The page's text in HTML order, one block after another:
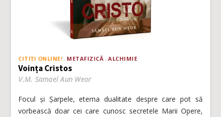
CITIȚI ONLINE! METAFIZICĂ ALCHIMIE
Voința Cristos
V.M. Samael Aun Weor
Focul și Șarpele, eterna dualitate despre care pot să
vorbească doar cei care cunosc secretele Marii Opere,